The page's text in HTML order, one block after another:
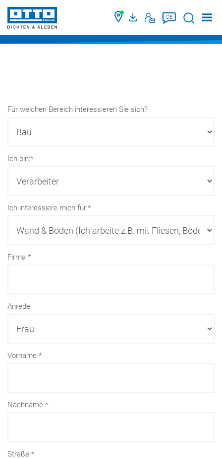
DE Suche
Für welchen Bereich interessieren Sie sich?
Ich bin:*
Ich interessiere mich für:*
Firma
Anrede
Vorname
Nachname
Straße